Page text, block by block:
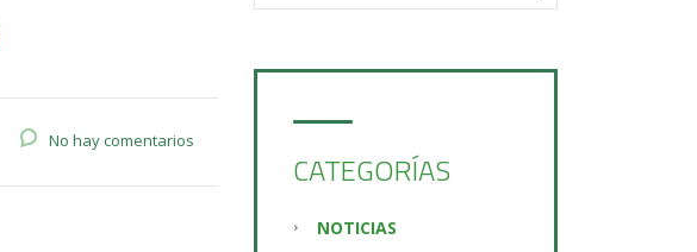
No hay comentarios
CATEGORÍAS
NOTICIAS